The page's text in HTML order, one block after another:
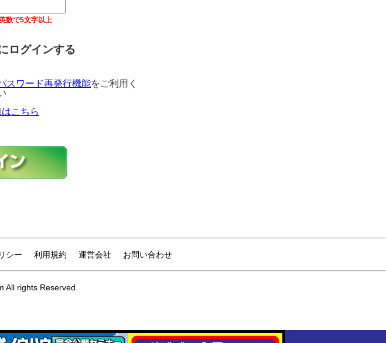
数で5文字以上
ログインする
スワード再発行機能をご利用く
こちら
シー 利用規約 運営会社 お問い合わせ
All rights Reserved.